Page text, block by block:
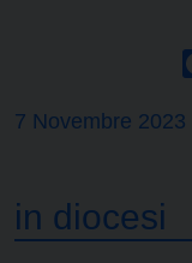
7 Novembre 2023
in diocesi